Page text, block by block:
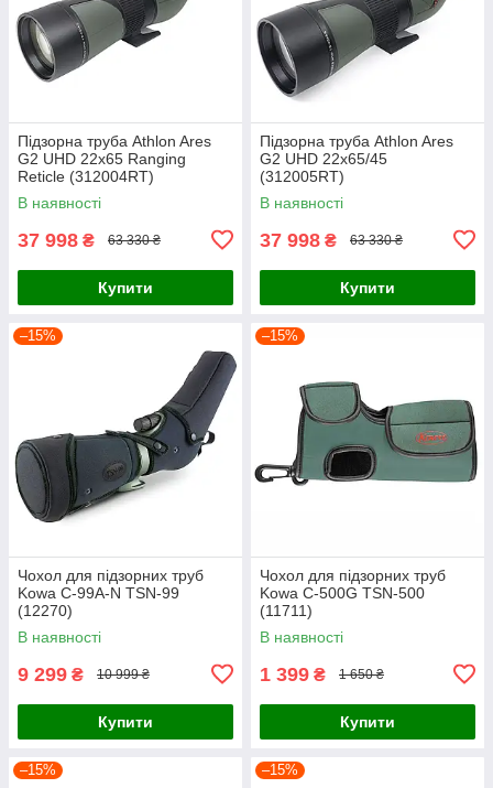
Підзорна труба Athlon Ares
G2 UHD 22x65 Ranging
Reticle (312004RT)
В наявності
37 998 ₴ 63 330 ₴
Купити
Підзорна труба Athlon Ares
G2 UHD 22x65/45
(312005RT)
В наявності
37 998 ₴ 63 330 ₴
Купити
–15%
Чохол для підзорних труб
Kowa C-99A-N TSN-99
(12270)
В наявності
9 299 ₴ 10 999 ₴
Купити
–15%
Чохол для підзорних труб
Kowa C-500G TSN-500
(11711)
В наявності
1 399 ₴ 1 650 ₴
Купити
–15% –15%